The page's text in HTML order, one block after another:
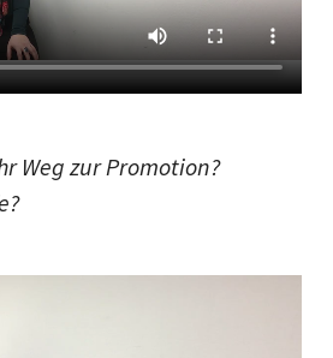
Weg zur Promotion?